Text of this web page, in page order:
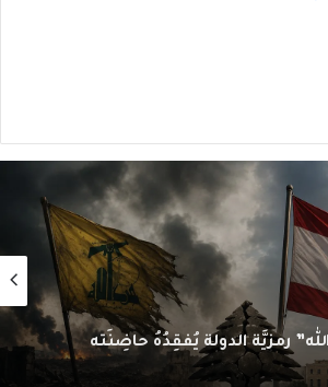
رمزيَّة الدولة يُفقِدُهُ حاضِنَته